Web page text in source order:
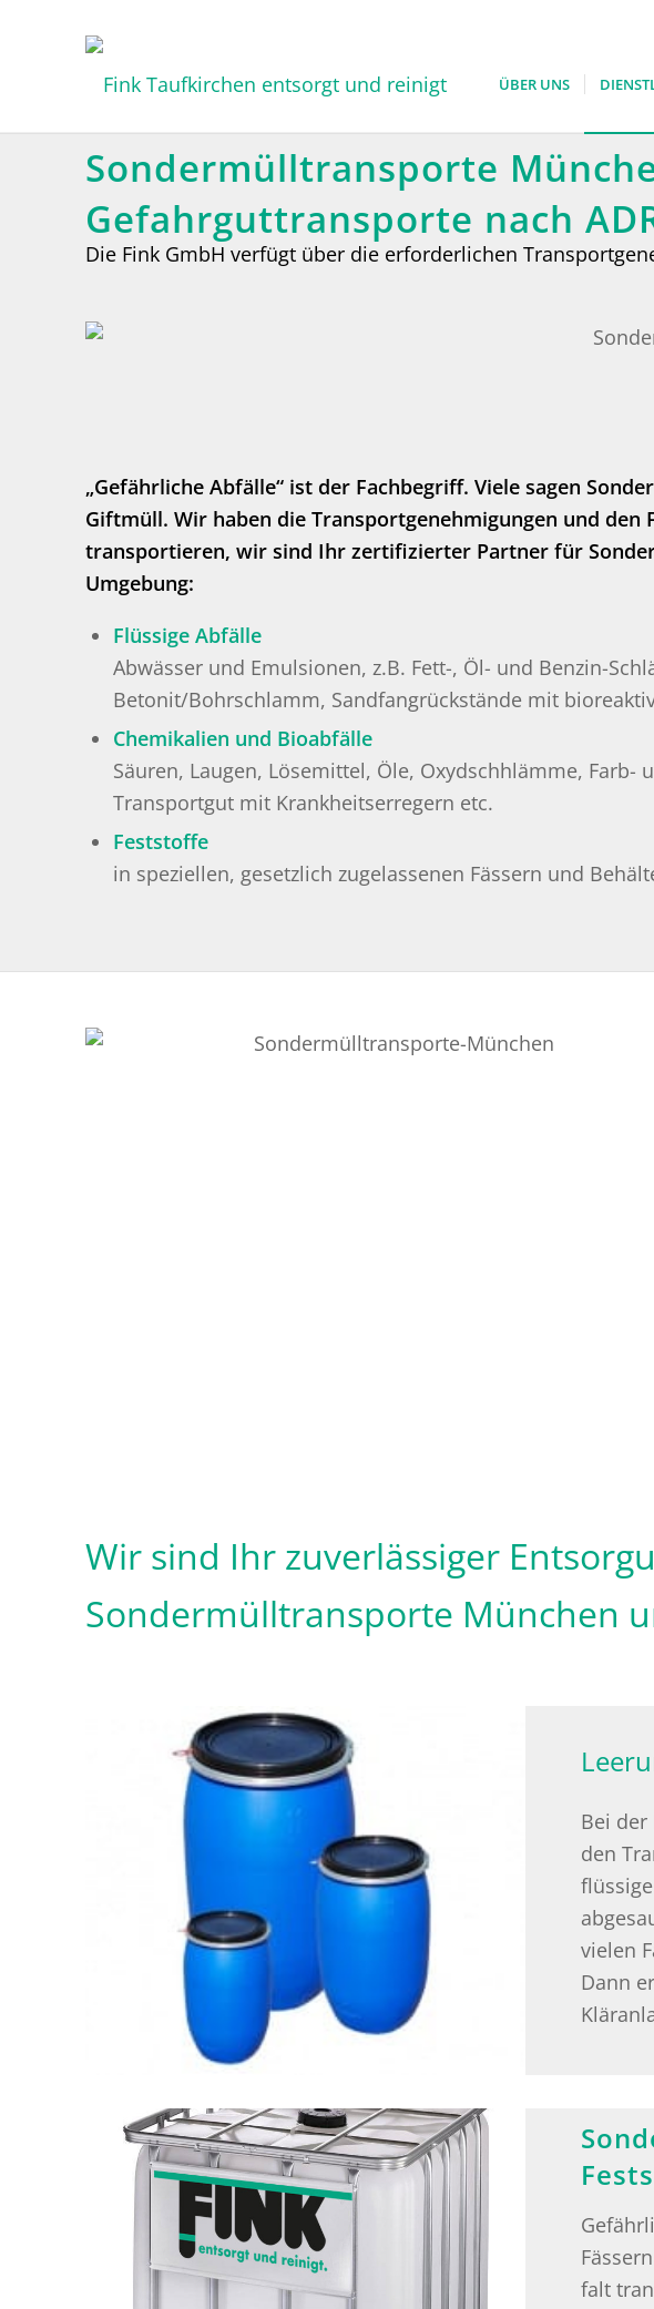
ÜBER UNS
Sondermülltransporte
Gefahrguttransporte nach
Die Fink GmbH verfügt über die erforderlichen
„Gefährliche Abfälle“ ist der Fachbegriff. Viele sagen
Giftmüll. Wir haben die Transportgenehmigungen und den
transportieren, wir sind Ihr zertifizierter Partner für
Umgebung:
Flüssige Abfälle
Abwässer und Emulsionen, z.B. Fett-, Öl- und Benzin-
Betonit/Bohrschlamm, Sandfangrückstände mit
Chemikalien und Bioabfälle
Säuren, Laugen, Lösemittel, Öle, Oxydschhlämme, Farb-
Transportgut mit Krankheitserregern etc.
Feststoffe
in speziellen, gesetzlich zugelassenen Fässern und
Wir sind Ihr zuverlässiger
Sondermülltransporte München
Bei
den
vielen
Dann
falt